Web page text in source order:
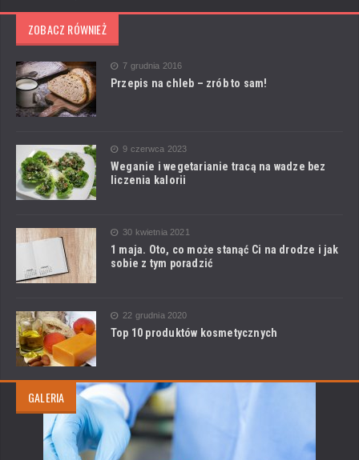
ZOBACZ RÓWNIEŻ
7 grudnia 2016
Przepis na chleb – zrób to sam!
9 czerwca 2023
Weganie i wegetarianie tracą na wadze bez
liczenia kalorii
30 kwietnia 2021
1 maja. Oto, co może stanąć Ci na drodze i jak
sobie z tym poradzić
22 grudnia 2020
Top 10 produktów kosmetycznych
GALERIA